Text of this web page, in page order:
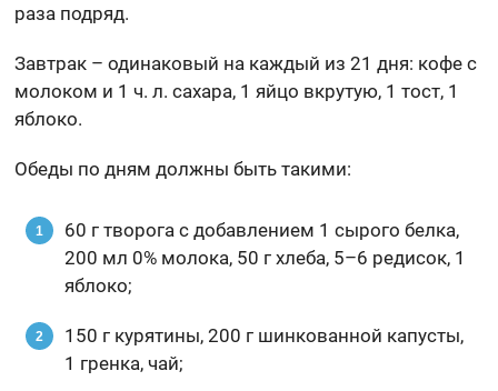
раза подряд.
Завтрак – одинаковый на каждый из 21 дня: кофе с
молоком и 1 ч. л. сахара, 1 яйцо вкрутую, 1 тост, 1
яблоко.
Обеды по дням должны быть такими:
60 г творога с добавлением 1 сырого белка,
200 мл 0% молока, 50 г хлеба, 5–6 редисок, 1
яблоко;
150 г курятины, 200 г шинкованной капусты,
1 гренка, чай;